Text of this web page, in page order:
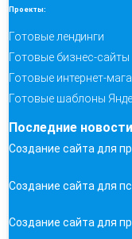
Проекты:
Готовые лендинги
Готовые бизнес-сайты
Готовые интернет-
Готовые шаблоны
Последние
Создание сайта для
Создание сайта для
Создание сайта для